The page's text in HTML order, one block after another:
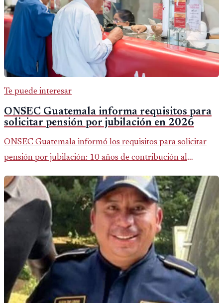
Te puede interesar
ONSEC Guatemala informa requisitos para
solicitar pensión por jubilación en 2026
ONSEC Guatemala informó los requisitos para solicitar
pensión por jubilación: 10 años de contribución al
importar edad.